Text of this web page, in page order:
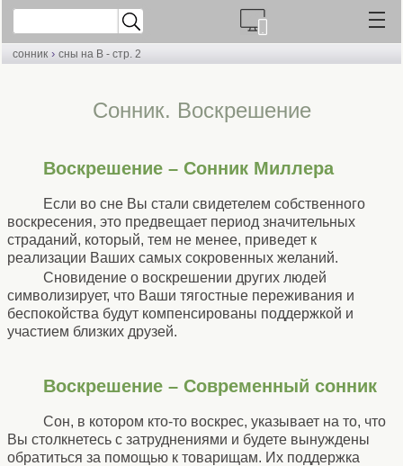
сонник › сны на В - стр. 2
Cонник. Воскрешение
Воскрешение – Сонник Миллера
Если во сне Вы стали свидетелем собственного
воскресения, это предвещает период значительных
страданий, который, тем не менее, приведет к
реализации Ваших самых сокровенных желаний.
Сновидение о воскрешении других людей
символизирует, что Ваши тягостные переживания и
беспокойства будут компенсированы поддержкой и
участием близких друзей.
Воскрешение – Современный сонник
Сон, в котором кто-то воскрес, указывает на то, что
Вы столкнетесь с затруднениями и будете вынуждены
обратиться за помощью к товарищам. Их поддержка